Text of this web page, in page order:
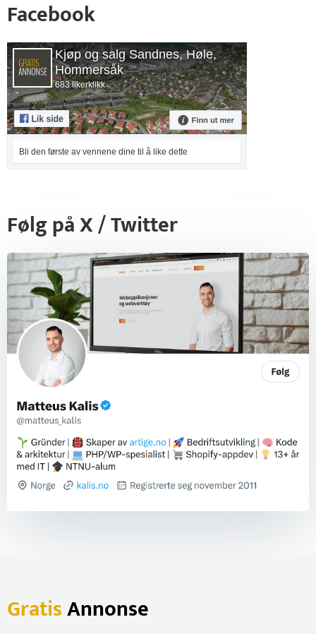
Facebook
Kjøp og salg Sandnes, Høle,
Hommersåk
683 likerklikk
Bli den første av vennene dine til å like dette
Følg på X / Twitter
GratisAnnonse